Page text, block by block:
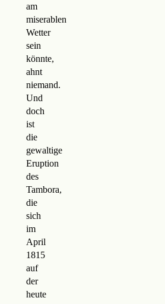
am
miserablen
Wetter
sein
könnte,
ahnt
niemand.
Und
doch
ist
die
gewaltige
Eruption
des
Tambora,
die
sich
im
April
1815
auf
der
heute